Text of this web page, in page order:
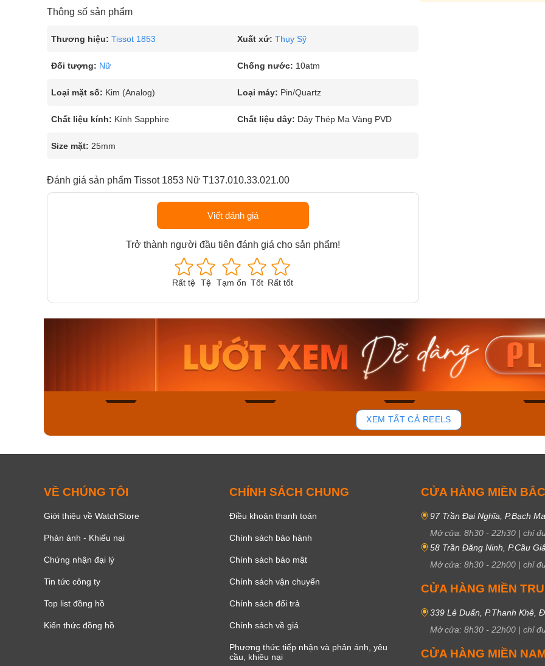
Thông số sản phẩm
Thương hiệu: Tissot 1853 Xuất xứ: Thụy Sỹ
Đối tượng: Nữ Chống nước: 10atm
Loại mặt số: Kim (Analog) Loại máy: Pin/Quartz
Chất liệu kính: Kính Sapphire Chất liệu dây: Dây Thép Mạ Vàng PVD
Size mặt: 25mm
Đánh giá sản phẩm Tissot 1853 Nữ T137.010.33.021.00
Viết đánh giá
Trở thành người đầu tiên đánh giá cho sản phẩm!
Rất tệ Tệ Tạm ổn Tốt Rất tốt
Casio Nam MTS-
115D-1AVDF
2.823.000₫
2.399.550₫
Mua ngay
45
Casio Nam MTS-
RS100L-1AVDF
4.276.000₫
3.634.600₫
Casio
230EL-
Mua
XEM TẤT CẢ REELS
VỀ CHÚNG TÔI
Giới thiệu về WatchStore
Phản ánh - Khiếu nại
Chứng nhận đại lý
Tin tức công ty
Top list đồng hồ
Kiến thức đồng hồ
CHÍNH SÁCH CHUNG
Điều khoản thanh toán
Chính sách bảo hành
Chính sách bảo mật
Chính sách vận chuyển
Chính sách đổi trả
Chính sách về giá
Phương thức tiếp nhận và phản ánh, yêu
cầu, khiêu nại
CỬA HÀNG MIỀN BẮC
97 Trần Đại Nghĩa, P.Bạch
Mở cửa: 8h30 - 22h30 | chỉ
58 Trần Đăng Ninh, P.Cầu
Mở cửa: 8h30 - 22h00 | chỉ
CỬA HÀNG MIỀN
339 Lê Duẩn, P.Thanh Khê,
Mở cửa: 8h30 - 22h00 | chỉ
CỬA HÀNG MIỀN